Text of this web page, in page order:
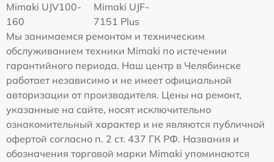
Mimaki UJV100-
160
Mimaki UJF-
7151 Plus
Мы занимаемся ремонтом и техническим
обслуживанием техники Mimaki по истечении
гарантийного периода. Наш центр в Челябинске
работает независимо и не имеет официальной
авторизации от производителя. Цены на ремонт,
указанные на сайте, носят исключительно
ознакомительный характер и не являются публичной
офертой согласно п. 2 ст. 437 ГК РФ. Названия и
обозначения торговой марки Mimaki упоминаются